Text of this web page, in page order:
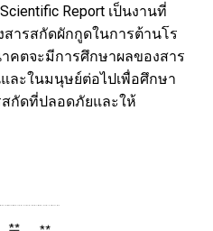
Report เป็นงานที่
ารสกัดผักกูดในการต้านโร
คตจะมีการศึกษาผลของสาร
ละในมนุษย์ต่อไปเพื่อศึกษา
กัดที่ปลอดภัยและให้